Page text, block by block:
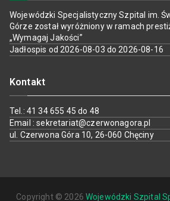
Wojewódzki Specjalistyczny Szpital im.
Górze został wyróżniony w ramach
„Wymagaj Jakości”
Jadłospis od 2026-08-03 do 2026-08-16
Kontakt
Tel.: 41 34 655 45 do 48
Email : sekretariat@czerwonagora.pl
ul. Czerwona Góra 10, 26-060 Chęciny
Copyright © 2026 Wojewódzki Szpital